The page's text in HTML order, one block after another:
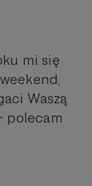
mi się
Waszą
polecam